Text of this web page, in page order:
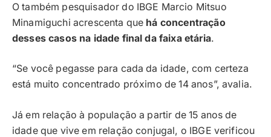
O também pesquisador do IBGE Marcio Mitsuo
Minamiguchi acrescenta que há concentração
desses casos na idade final da faixa etária.
“Se você pegasse para cada da idade, com certeza
está muito concentrado próximo de 14 anos”, avalia.
Já em relação à população a partir de 15 anos de
idade que vive em relação conjugal, o IBGE verificou